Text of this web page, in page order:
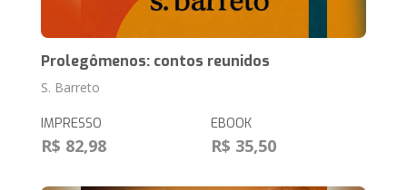
Prolegômenos: contos reunidos
S. Barreto
IMPRESSO
R$ 82,98
EBOOK
R$ 35,50